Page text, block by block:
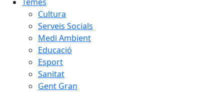
Cultura
Serveis Socials
Medi Ambient
Educació
Esport
Sanitat
Gent Gran